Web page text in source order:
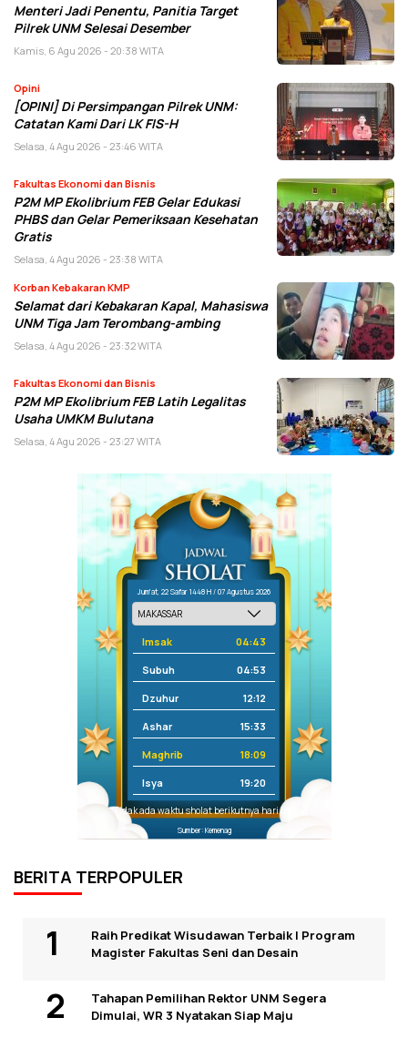
Menteri Jadi Penentu, Panitia Target
Pilrek UNM Selesai Desember
Kamis, 6 Agu 2026 - 20:38 WITA
Opini
[OPINI] Di Persimpangan Pilrek UNM:
Catatan Kami Dari LK FIS-H
Selasa, 4 Agu 2026 - 23:46 WITA
Fakultas Ekonomi dan Bisnis
P2M MP Ekolibrium FEB Gelar Edukasi
PHBS dan Gelar Pemeriksaan Kesehatan
Gratis
Selasa, 4 Agu 2026 - 23:38 WITA
Korban Kebakaran KMP
Selamat dari Kebakaran Kapal, Mahasiswa
UNM Tiga Jam Terombang-ambing
Selasa, 4 Agu 2026 - 23:32 WITA
Fakultas Ekonomi dan Bisnis
P2M MP Ekolibrium FEB Latih Legalitas
Usaha UMKM Bulutana
Selasa, 4 Agu 2026 - 23:27 WITA
Jum'at, 22 Safar 1448 H / 07 Agustus 2026
Imsak 04:43
Subuh 04:53
Dzuhur 12:12
Ashar 15:33
Maghrib 18:09
Isya 19:20
Tidak ada waktu sholat berikutnya hari ini.
Sumber: Kemenag
BERITA TERPOPULER
Raih Predikat Wisudawan Terbaik I Program
Magister Fakultas Seni dan Desain
Tahapan Pemilihan Rektor UNM Segera
Dimulai, WR 3 Nyatakan Siap Maju